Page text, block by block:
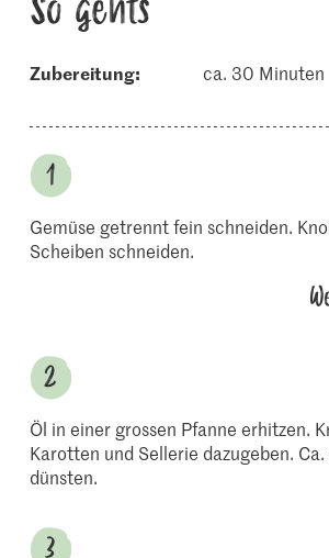
Zubereitung: ca. 30 Minuten
Gemüse getrennt fein schneiden.
Scheiben schneiden.
Öl in einer grossen Pfanne erhitzen.
Karotten und Sellerie dazugeben.
dünsten.